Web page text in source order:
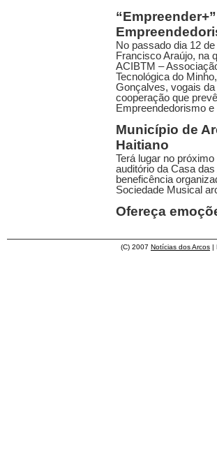
No passado dia 12
Francisco Araújo, na
ACIBTM –
Tecnológica do
Gonçalves, vogais
cooperação que
Empreendedorismo e
Município de
Haitiano
Terá lugar no
auditório da Casa
beneficência
Sociedade Musical
Ofereça
(C) 2007 Notícias dos Arcos |